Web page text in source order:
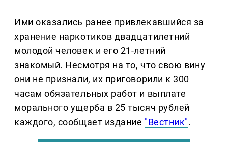
Ими оказались ранее привлекавшийся за
хранение наркотиков двадцатилетний
молодой человек и его 21-летний
знакомый. Несмотря на то, что свою вину
они не признали, их приговорили к 300
часам обязательных работ и выплате
морального ущерба в 25 тысяч рублей
каждого, сообщает издание "Вестник".